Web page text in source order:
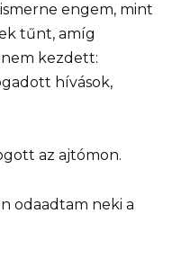
engem, mint
tűnt, amíg
kezdett:
hívások,
az ajtómon.
odaadtam neki a